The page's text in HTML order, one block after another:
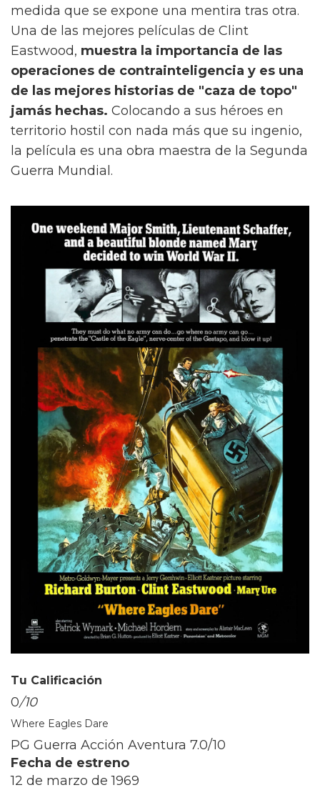
medida que se expone una mentira tras otra.
Una de las mejores películas de Clint
Eastwood, muestra la importancia de las
operaciones de contrainteligencia y es una
de las mejores historias de "caza de topo"
jamás hechas. Colocando a sus héroes en
territorio hostil con nada más que su ingenio,
la película es una obra maestra de la Segunda
Guerra Mundial.
Tu Calificación
0/10
Where Eagles Dare
PG Guerra Acción Aventura 7.0/10
Fecha de estreno
12 de marzo de 1969